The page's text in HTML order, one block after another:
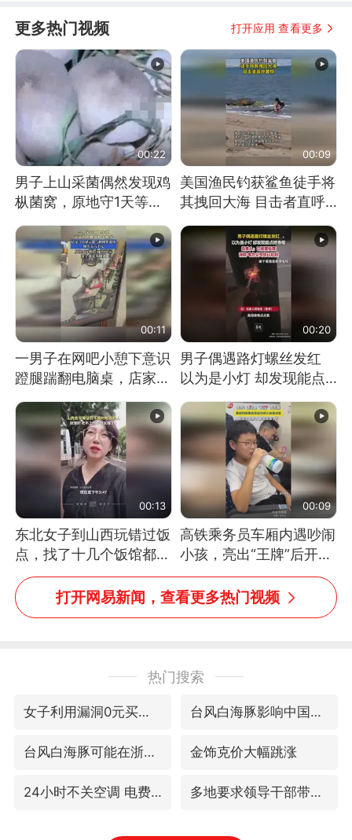
更多热门视频 打开应用 查看更多
00:22
男子上山采菌偶然发现鸡
枞菌窝，原地守1天等它
00:09
美国渔民钓获鲨鱼徒手将
其拽回大海 目击者直呼
消息）
00:11
一男子在网吧小憩下意识
蹬腿踹翻电脑桌，店家3
00:20
男子偶遇路灯螺丝发红
以为是小灯 却发现能点
处理
00:13
东北女子到山西玩错过饭
点，找了十几个饭馆都没
开门：午休到几点
00:09
高铁乘务员车厢内遇吵闹
小孩，亮出“王牌”后开启
一键静音
打开网易新闻，查看更多热门视频
热门搜索
女子利用漏洞0元买了3千台电器 台风白海豚影响中国已成定局
台风白海豚可能在浙闽沿海登陆 金饰克价大幅跳涨
24小时不关空调 电费会更低吗 多地要求领导干部带头休假